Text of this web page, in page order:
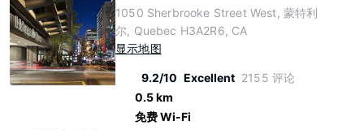
1050 Sherbrooke Street West, 蒙特利
尔, Quebec H3A2R6, CA
显示地图
9.2/10 Excellent 2155 评论
0.5 km
免费 Wi-Fi